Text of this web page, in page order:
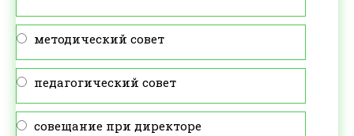
методический совет
педагогический совет
совещание при директоре